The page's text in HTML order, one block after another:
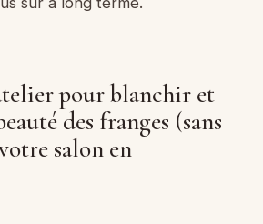
pour blanchir et
des franges (sans
salon en